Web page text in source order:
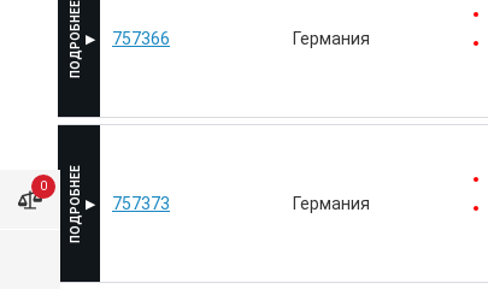
0
757366 Германия
757373 Германия